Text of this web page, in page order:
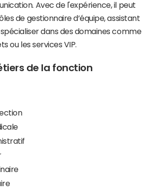
Avec de l'expérience, il peut
de gestionnaire d’équipe, assistant
dans des domaines comme
ou les services VIP.
de la fonction